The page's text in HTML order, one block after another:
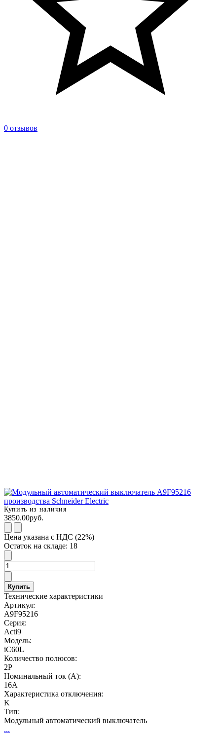
0 отзывов
Купить из наличия
3850.00руб.
Цена указана с НДС (22%)
Остаток на складе: 18
Купить
Технические характеристики
Артикул:
A9F95216
Серия:
Acti9
Модель:
iC60L
Количество полюсов:
2P
Номинальный ток (А):
16А
Характеристика отключения:
K
Тип:
Модульный автоматический выключатель
...